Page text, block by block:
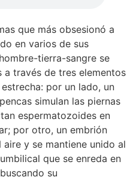
que más obsesionó a
en varios de sus
tierra-sangre se
a través de tres elementos
por un lado, un
simulan las piernas
espermatozoides en
por otro, un embrión
y se mantiene unido al
que se enreda en
su